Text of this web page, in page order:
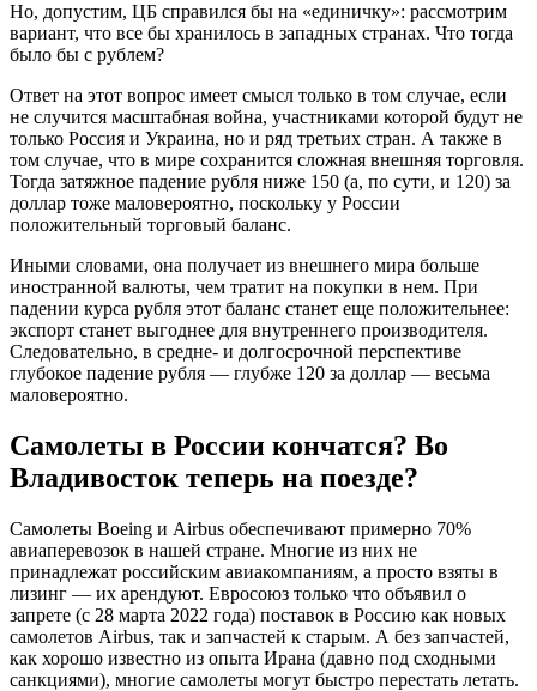
Но, допустим, ЦБ справился бы на «единичку»: рассмотрим
вариант, что все бы хранилось в западных странах. Что тогда
было бы с рублем?
Ответ на этот вопрос имеет смысл только в том случае, если
не случится масштабная война, участниками которой будут не
только Россия и Украина, но и ряд третьих стран. А также в
том случае, что в мире сохранится сложная внешняя торговля.
Тогда затяжное падение рубля ниже 150 (а, по сути, и 120) за
доллар тоже маловероятно, поскольку у России
положительный торговый баланс.
Иными словами, она получает из внешнего мира больше
иностранной валюты, чем тратит на покупки в нем. При
падении курса рубля этот баланс станет еще положительнее:
экспорт станет выгоднее для внутреннего производителя.
Следовательно, в средне- и долгосрочной перспективе
глубокое падение рубля — глубже 120 за доллар — весьма
маловероятно.
Самолеты в России кончатся? Во
Владивосток теперь на поезде?
Самолеты Boeing и Airbus обеспечивают примерно 70%
авиаперевозок в нашей стране. Многие из них не
принадлежат российским авиакомпаниям, а просто взяты в
лизинг — их арендуют. Евросоюз только что объявил о
запрете (с 28 марта 2022 года) поставок в Россию как новых
самолетов Airbus, так и запчастей к старым. А без запчастей,
как хорошо известно из опыта Ирана (давно под сходными
санкциями), многие самолеты могут быстро перестать летать.